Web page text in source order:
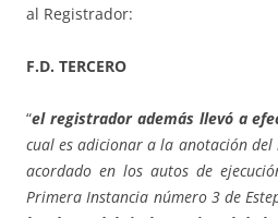
al Registrador:
F.D. TERCERO
“el registrador además llevó a
cual es adicionar a la anotación del
acordado en los autos de
Primera Instancia número 3 de